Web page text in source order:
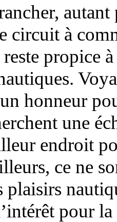
autant
circuit à
propice
honneur
une
endroit
ce ne
plaisirs
pour